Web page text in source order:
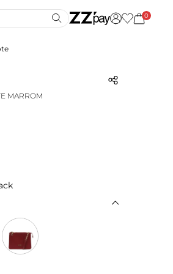
0
MARROM